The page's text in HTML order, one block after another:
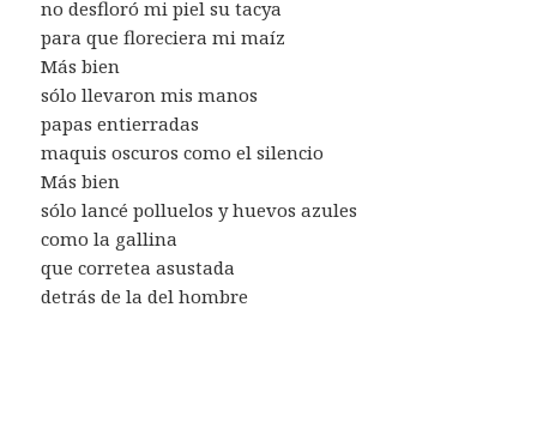
no desfloró mi piel su tacya
para que floreciera mi maíz
Más bien
sólo llevaron mis manos
papas entierradas
maquis oscuros como el silencio
Más bien
sólo lancé polluelos y huevos azules
como la gallina
que corretea asustada
detrás de la del hombre